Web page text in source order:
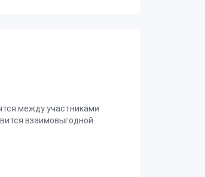
между участниками
взаимовыгодной.